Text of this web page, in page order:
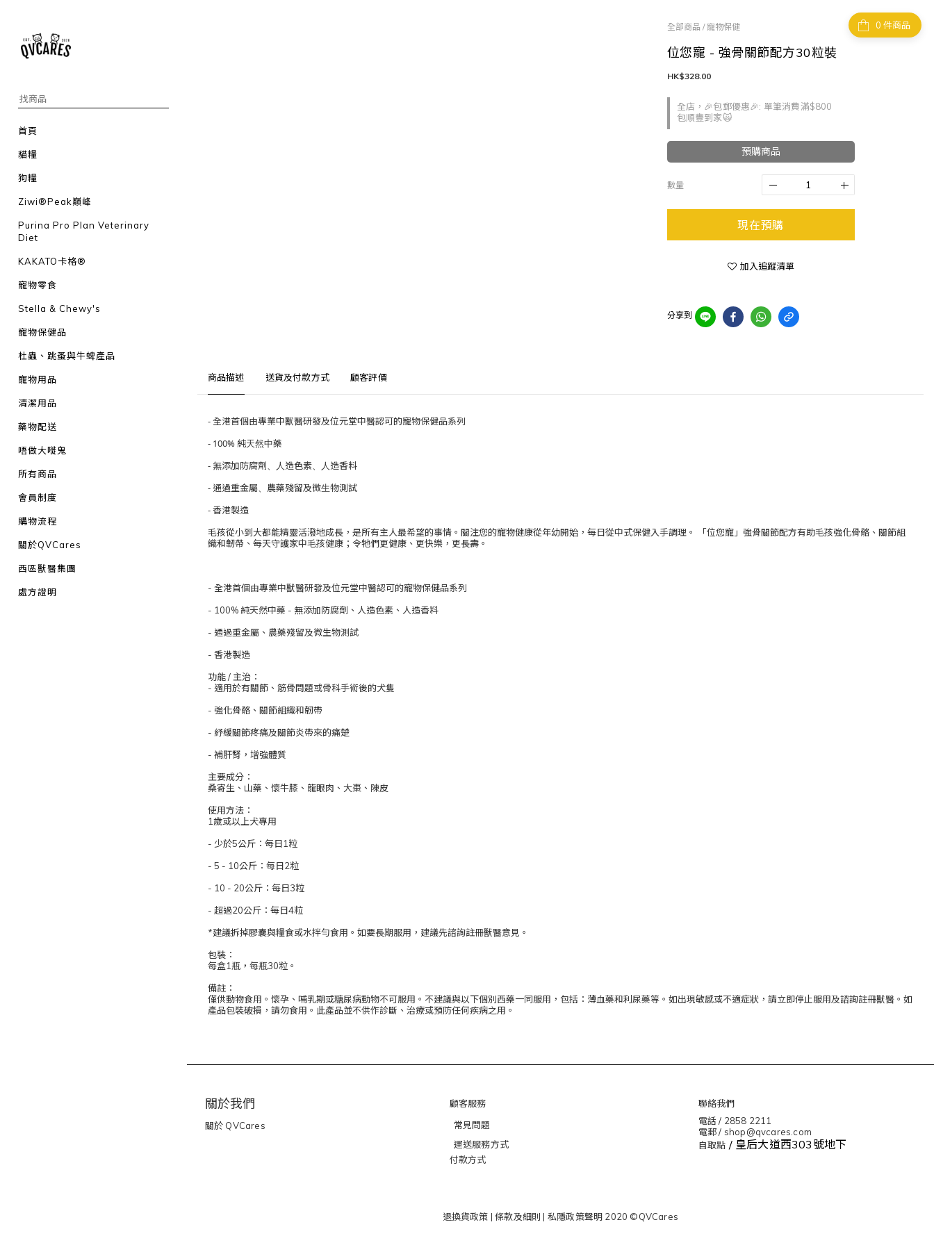
首頁
貓糧
狗糧
Ziwi®Peak巔峰
Purina Pro Plan Veterinary
Diet
KAKATO卡格®
寵物零食
Stella & Chewy's
寵物保健品
杜蟲、跳蚤與牛蜱產品
寵物用品
清潔用品
藥物配送
唔做大嘥鬼
所有商品
會員制度
購物流程
關於QVCares
西區獸醫集團
處方證明
件商品
全部商品 /寵物保健
位您寵 - 強骨關節配方30粒裝
全店，🎉包郵優惠🎉: 單筆消費滿$800
包順豐到家🙀
HK$328.00
預購商品
數量
現在預購
加入追蹤清單
分享到
商品描述 送貨及付款方式 顧客評價
- 全港首個由專業中獸醫研發及位元堂中醫認可的寵物保健品系列
- 100% 純天然中藥
- 無添加防腐劑、人造色素、人造香料
- 通過重金屬、農藥殘留及微生物測試
- 香港製造
毛孩從小到大都能精靈活潑地成長，是所有主人最希望的事情。關注您的寵物健康從年幼開始，每日從中式保健入手調理。 「位您寵」強骨關節配方有助毛孩強化骨骼、關節組
織和韌帶、每天守護家中毛孩健康；令牠們更健康、更快樂，更長壽。
- 全港首個由專業中獸醫研發及位元堂中醫認可的寵物保健品系列
- 100% 純天然中藥 - 無添加防腐劑、人造色素、人造香料
- 通過重金屬、農藥殘留及微生物測試
- 香港製造
功能 / 主治：
- 適用於有關節、筋骨問題或骨科手術後的犬隻
- 強化骨骼、關節組織和韌帶
- 紓緩關節疼痛及關節炎帶來的痛楚
- 補肝腎，增強體質
主要成分：
桑寄生、山藥、懷牛膝、龍眼肉、大棗、陳皮
使用方法：
1歲或以上犬專用
- 少於5公斤：每日1粒
- 5 - 10公斤：每日2粒
- 10 - 20公斤：每日3粒
- 超過20公斤：每日4粒
*建議拆掉膠囊與糧食或水拌勻食用。如要長期服用，建議先諮詢註冊獸醫意見。
包裝：
每盒1瓶，每瓶30粒。
備註：
僅供動物食用。懷孕、哺乳期或糖尿病動物不可服用。不建議與以下個別西藥一同服用，包括：薄血藥和利尿藥等。如出現敏感或不適症狀，請立即停止服用及諮詢註冊獸醫。如
產品包裝破損，請勿食用。此產品並不供作診斷、治療或預防任何疾病之用。
關於我們
關於 QVCares
顧客服務
常見問題
運送服務方式
付款方式
聯絡我們
電話 / 2858 2211
電郵 / shop@qvcares.com
自取點 / 皇后大道西303號地下
退換貨政策 |條款及細則 | 私隱政策聲明 2020 ©QVCares